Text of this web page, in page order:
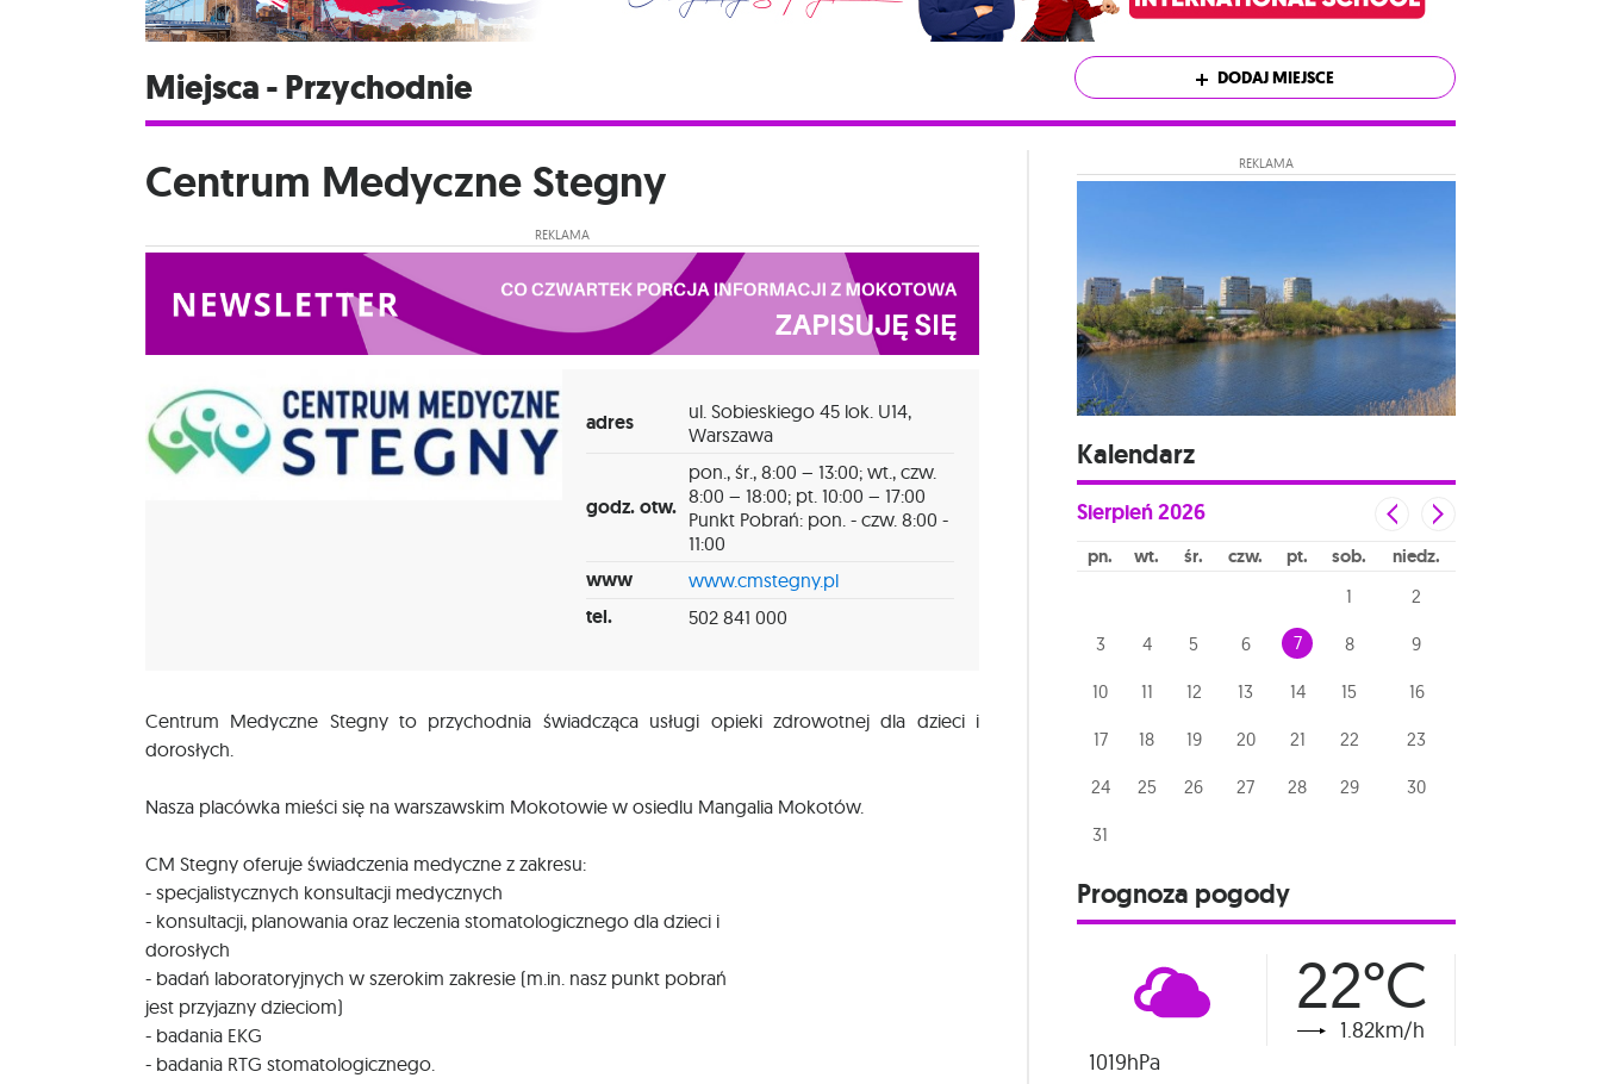
Miejsca - Przychodnie DODAJ MIEJSCE
Centrum Medyczne Stegny
REKLAMA
adres
ul. Sobieskiego 45 lok. U14,
Warszawa
godz. otw.
pon., śr., 8:00 – 13:00; wt., czw.
8:00 – 18:00; pt. 10:00 – 17:00
Punkt Pobrań: pon. - czw. 8:00 -
11:00
www www.cmstegny.pl
tel. 502 841 000
Centrum Medyczne Stegny to przychodnia świadcząca usługi opieki zdrowotnej dla dzieci i
dorosłych.
Nasza placówka mieści się na warszawskim Mokotowie w osiedlu Mangalia Mokotów.
CM Stegny oferuje świadczenia medyczne z zakresu:
- specjalistycznych konsultacji medycznych
- konsultacji, planowania oraz leczenia stomatologicznego dla dzieci i
dorosłych
- badań laboratoryjnych w szerokim zakresie (m.in. nasz punkt pobrań
jest przyjazny dzieciom)
- badania EKG
- badania RTG stomatologicznego.
REKLAMA
Kalendarz
Sierpień2026
pn wt śr czw pt sob niedz
1 2
3 4 5 6 7 8 9
10 11 12 13 14 15 16
17 18 19 20 21 22 23
24 25 26 27 28 29 30
31
Prognoza pogody
22°C
1.82km/h
1019hPa